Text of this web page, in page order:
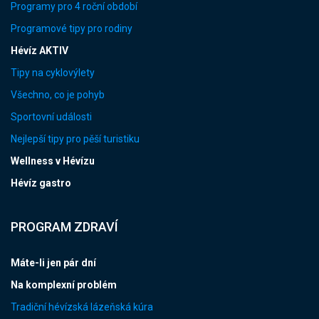
Programy pro 4 roční období
Programové tipy pro rodiny
Hévíz AKTIV
Tipy na cyklovýlety
Všechno, co je pohyb
Sportovní události
Nejlepší tipy pro pěší turistiku
Wellness v Hévízu
Hévíz gastro
PROGRAM ZDRAVÍ
Máte-li jen pár dní
Na komplexní problém
Tradiční hévízská lázeňská kúra